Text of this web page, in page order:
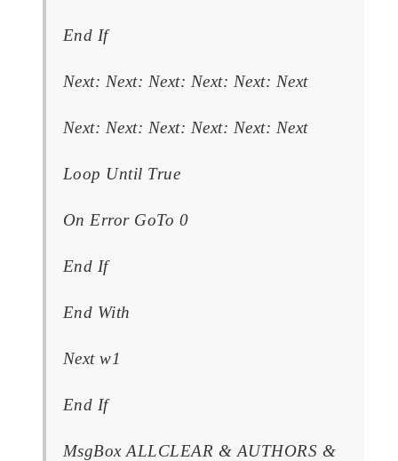
End If
Next: Next: Next: Next: Next: Next
Next: Next: Next: Next: Next: Next
Loop Until True
On Error GoTo 0
End If
End With
Next w1
End If
MsgBox ALLCLEAR & AUTHORS &